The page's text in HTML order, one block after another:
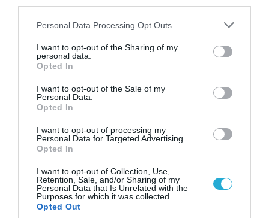
Please note that this website/app uses one or more Google
not limited to your visit or usage behaviour. You may click to
grant or deny consent to Google and its third-party tags to
use your data for below specified purposes in below Google
consent section.
Personal Data Processing Opt Outs
I want to opt-out of the Sharing of my
personal data.
Opted In
I want to opt-out of the Sale of my
Personal Data.
Opted In
I want to opt-out of processing my
Personal Data for Targeted Advertising.
Opted In
I want to opt-out of Collection, Use,
Retention, Sale, and/or Sharing of my
Personal Data that Is Unrelated with the
Purposes for which it was collected.
Opted Out
14.02.2026 21:00
Μην τα αγνοήσεις: Τα σημάδια που
να είναι και το… τελευταίο μαζί του